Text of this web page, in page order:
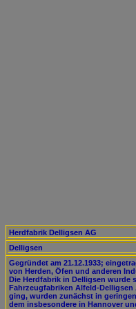
Herdfabrik Delligsen AG
Delligsen
Gegründet am 21.12.1933;
von Herden, Öfen und anderen
Die Herdfabrik in Delligsen wurde
Fahrzeugfabriken Alfeld-
ging, wurden zunächst in
dem insbesondere in Hannover